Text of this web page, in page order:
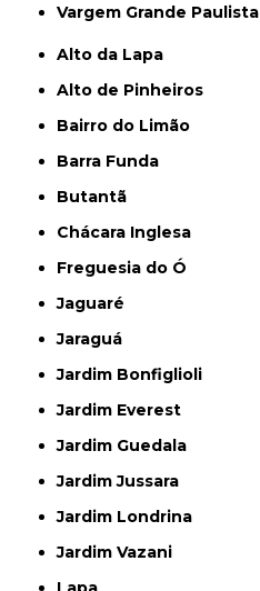
Vargem Grande Paulista
Alto da Lapa
Alto de Pinheiros
Bairro do Limão
Barra Funda
Butantã
Chácara Inglesa
Freguesia do Ó
Jaguaré
Jaraguá
Jardim Bonfiglioli
Jardim Everest
Jardim Guedala
Jardim Jussara
Jardim Londrina
Jardim Vazani